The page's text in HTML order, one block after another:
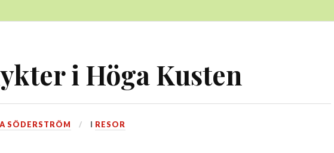
i Höga Kusten
SÖDERSTRÖM I RESOR